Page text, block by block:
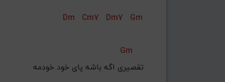
Dm Cm7 Dm7 Gm
Gm
تقصیری اگه باشه پای خود خودمه